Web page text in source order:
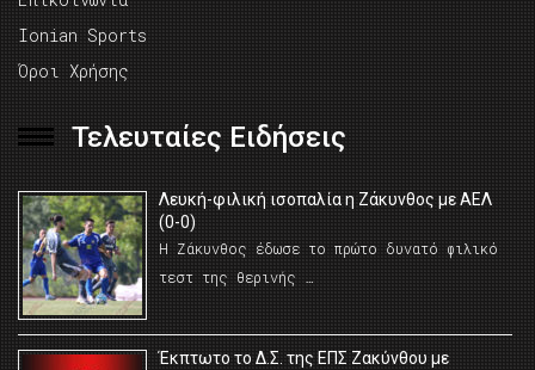
Ionian Sports
Όροι Χρήσης
Τελευταίες Ειδήσεις
Λευκή-φιλική ισοπαλία η Ζάκυνθος με ΑΕΛ
(0-0)
Η Ζάκυνθος έδωσε το πρώτο δυνατό φιλικό
τεστ της θερινής …
Έκπτωτο το Δ.Σ. της ΕΠΣ Ζακύνθου με